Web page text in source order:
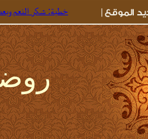
خطبة: شكر النعم وبعض ما